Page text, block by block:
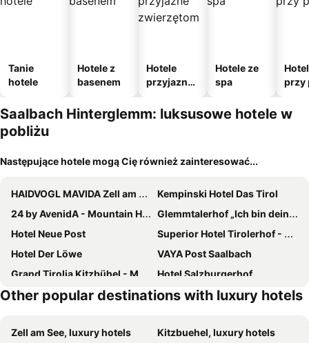
Tanie
hotele
Hotele z
basenem
Hotele
przyjazne
m
Hotele ze
spa
przy
Saalbach Hinterglemm: luksusowe hotele w
pobliżu
Następujące hotele mogą Cię również zainteresować...
HAIDVOGL MAVIDA Zell am See
Kempinski Hotel Das Tirol
24 by AvenidA - Mountain Hotel
Glemmtalerhof „Ich bin dein Hotel“ mit 4-Sternen in Saalbach Hinterglemm
Hotel Neue Post
Superior Hotel Tirolerhof - Zell am See
Hotel Der Löwe
VAYA Post Saalbach
Grand Tirolia Kitzbühel - Member of Hommage Luxury Hotels Collection
Hotel Salzburgerhof
Stockinggut by AvenidA
Hotel zum Hirschen
Landhaus Kitzblick
Romantikhotel Zell am See
Other popular destinations with luxury hotels
Zell am See, luxury hotels
Kitzbuehel, luxury hotels